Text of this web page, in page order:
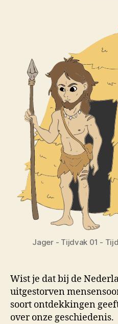
Jager - Tijdvak 01 -
Wist je dat bij de
uitgestorven
soort ontdekkingen
over onze geschiedenis.